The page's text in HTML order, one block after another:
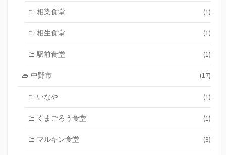
相染食堂 (1)
相生食堂 (1)
駅前食堂 (1)
中野市 (17)
いなや (1)
くまごろう食堂 (1)
マルキン食堂 (3)